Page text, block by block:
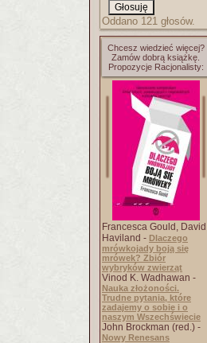
Oddano 121 głosów.
Chcesz wiedzieć więcej?
Zamów dobrą książkę.
Propozycje Racjonalisty:
Francesca Gould, David
Haviland - Dlaczego
mrówkojady boją się
mrówek? Zbiór
wybryków zwierząt
Vinod K. Wadhawan -
Nauka złożoności.
Trudne pytania, które
zadajemy o sobie i o
naszym Wszechświecie
John Brockman (red.) -
Nowy Renesans